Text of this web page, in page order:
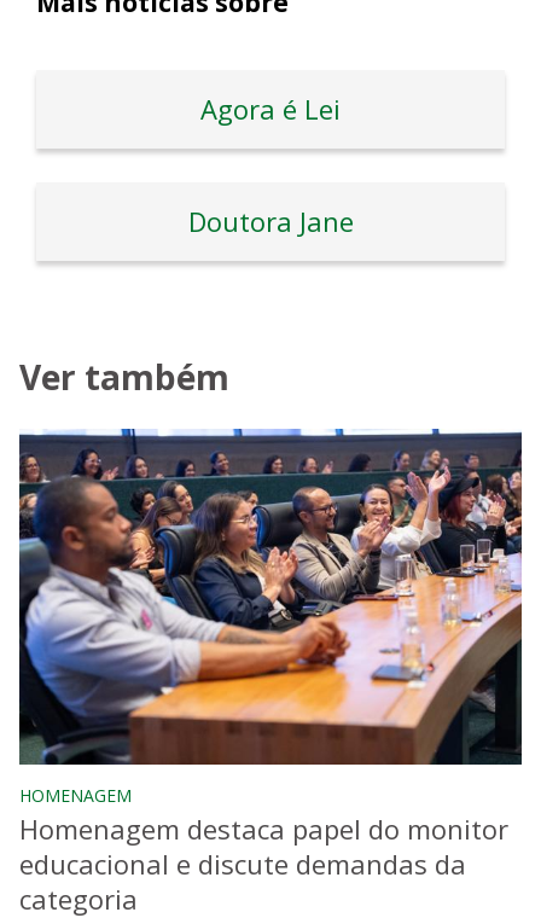
Agora é Lei
Doutora Jane
Ver também
HOMENAGEM
Homenagem destaca papel do monitor
educacional e discute demandas da
categoria